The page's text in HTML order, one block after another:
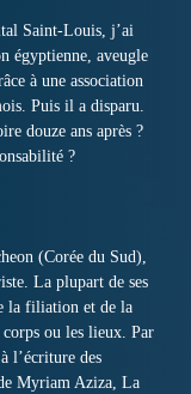
Saint-Louis, j’ai
égyptienne, aveugle
à une association
Puis il a disparu.
douze ans après ?
?
(Corée du Sud),
La plupart de ses
la filiation et de la
ou les lieux. Par
l’écriture des
Myriam Aziza, La